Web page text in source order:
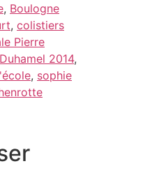
, Boulogne
, colistiers
Pierre
2014,
, sophie